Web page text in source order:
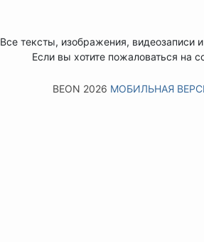
Все тексты, изображения, видеозаписи
Если вы хотите пожаловаться на
BEON 2026 МОБИЛЬНАЯ